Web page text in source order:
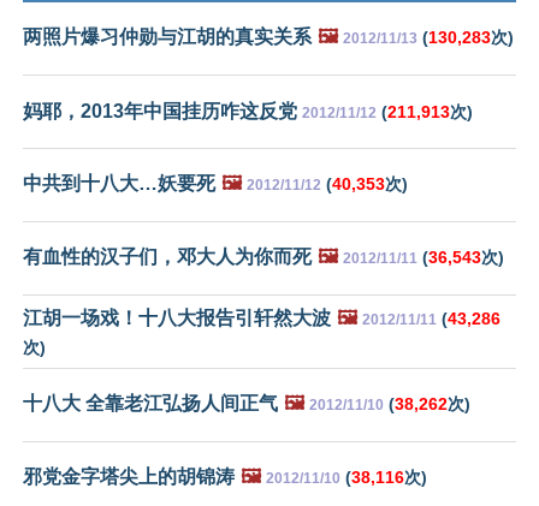
两照片爆习仲勋与江胡的真实关系 🖼️ 2012/11/13 (130,283次)
妈耶，2013年中国挂历咋这反党 2012/11/12 (211,913次)
中共到十八大…妖要死 🖼️ 2012/11/12 (40,353次)
有血性的汉子们，邓大人为你而死 🖼️ 2012/11/11 (36,543次)
江胡一场戏！十八大报告引轩然大波 🖼️ 2012/11/11 (43,286
次)
十八大 全靠老江弘扬人间正气 🖼️ 2012/11/10 (38,262次)
邪党金字塔尖上的胡锦涛 🖼️ 2012/11/10 (38,116次)